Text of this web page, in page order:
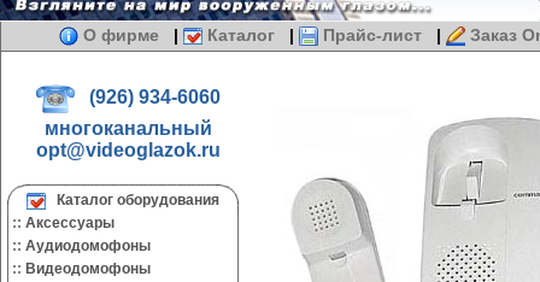
О фирме | Каталог | Прайс-лист | Заказ
(926) 934-6060
многоканальный
opt@videoglazok.ru
Каталог оборудования
:: Аксессуары
:: Аудиодомофоны
:: Видеодомофоны